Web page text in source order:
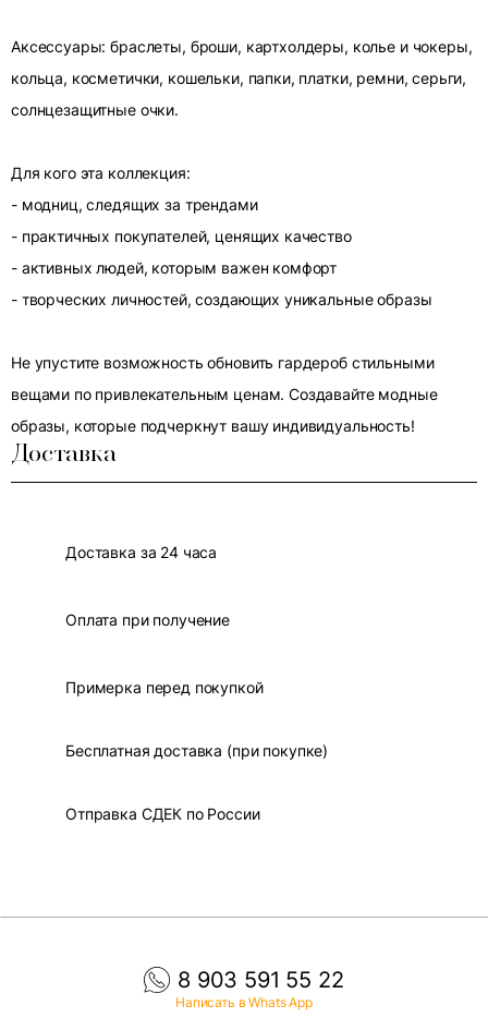
Аксессуары: браслеты, броши, картхолдеры, колье и чокеры,
кольца, косметички, кошельки, папки, платки, ремни, серьги,
солнцезащитные очки.
Для кого эта коллекция:
- модниц, следящих за трендами
- практичных покупателей, ценящих качество
- активных людей, которым важен комфорт
- творческих личностей, создающих уникальные образы
Не упустите возможность обновить гардероб стильными
вещами по привлекательным ценам. Создавайте модные
образы, которые подчеркнут вашу индивидуальность!
Доставка
Доставка за 24 часа
Оплата при получение
Примерка перед покупкой
Бесплатная доставка (при покупке)
Отправка СДЕК по России
8 903 591 55 22
Написать в Whats App